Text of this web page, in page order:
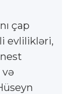
çap
evlilikləri,